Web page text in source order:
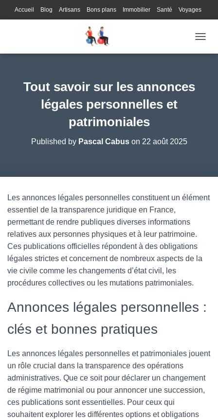
Accueil Blog Artisans Bons plans Immobilier Santé Voyages
Loisirs
Tout savoir sur les annonces
légales personnelles et
patrimoniales
Published by Pascal Cabuson 22 août 2025
Les annonces légales personnelles constituent un élément
essentiel de la transparence juridique en France,
permettant de rendre publiques diverses informations
relatives aux personnes physiques et à leur patrimoine.
Ces publications officielles répondent à des obligations
légales strictes et concernent de nombreux aspects de la
vie civile comme les changements d’état civil, les
procédures collectives ou les mutations patrimoniales.
Annonces légales personnelles :
clés et bonnes pratiques
Les annonces légales personnelles et patrimoniales jouent
un rôle crucial dans la transparence des opérations
administratives. Que ce soit pour déclarer un changement
de régime matrimonial ou pour annoncer une succession,
ces publications sont essentielles. Pour ceux qui
souhaitent explorer les différentes options et obligations